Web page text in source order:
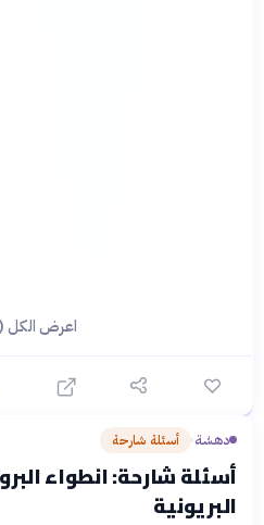
اعرض الكل (8) ←
دهشة› أسئلة شارحة
أسئلة شارحة: انطواء
البريونية